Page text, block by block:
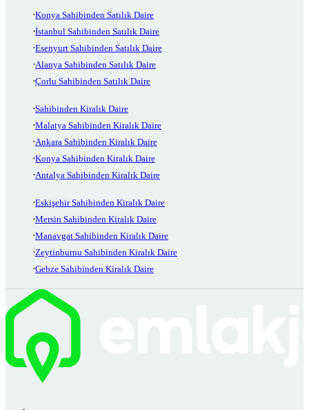
Konya Sahibinden Satılık Daire
İstanbul Sahibinden Satılık Daire
Esenyurt Sahibinden Satılık Daire
Alanya Sahibinden Satılık Daire
Çorlu Sahibinden Satılık Daire
Sahibinden Kiralık Daire
Malatya Sahibinden Kiralık Daire
Ankara Sahibinden Kiralık Daire
Konya Sahibinden Kiralık Daire
Antalya Sahibinden Kiralık Daire
Eskişehir Sahibinden Kiralık Daire
Mersin Sahibinden Kiralık Daire
Manavgat Sahibinden Kiralık Daire
Zeytinburnu Sahibinden Kiralık Daire
Gebze Sahibinden Kiralık Daire